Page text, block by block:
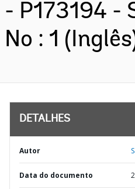
- P173194 -
No : 1
DETALHES
Autor
Data do documento